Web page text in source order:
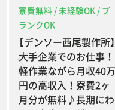
寮費無料 / 未経験OK / ブ
ランクOK
【デンソー西尾製作所】
大手企業でのお仕事！
軽作業ながら月収40万
円の高収入！寮費2ヶ
月分が無料♪長期にわ